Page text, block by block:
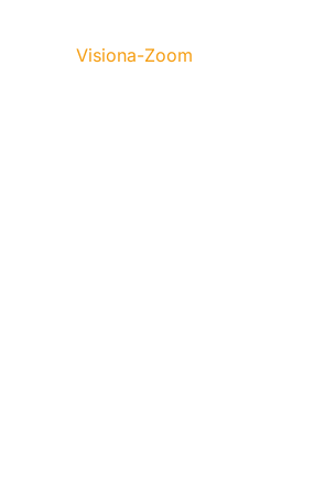
Visiona-Zoom